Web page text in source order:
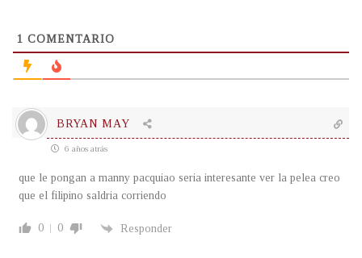
1 COMENTARIO
BRYAN MAY
6 años atrás
que le pongan a manny pacquiao seria interesante ver la pelea creo
que el filipino saldria corriendo
0 0 Responder